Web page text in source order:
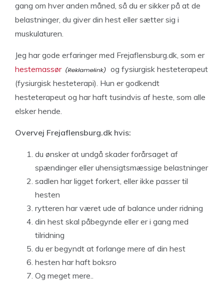
gang om hver anden måned, så du er sikker på at de
belastninger, du giver din hest eller sætter sig i
muskulaturen.
Jeg har gode erfaringer med Frejaflensburg.dk, som er
hestemassør
og fysiurgisk hesteterapeut
(fysiurgisk hesteterapi). Hun er godkendt
hesteterapeut og har haft tusindvis af heste, som alle
elsker hende.
Overvej Frejaflensburg.dk hvis:
du ønsker at undgå skader forårsaget af
spændinger eller uhensigtsmæssige belastninger
sadlen har ligget forkert, eller ikke passer til
hesten
rytteren har været ude af balance under ridning
din hest skal påbegynde eller er i gang med
tilridning
du er begyndt at forlange mere af din hest
hesten har haft boksro
Og meget mere..